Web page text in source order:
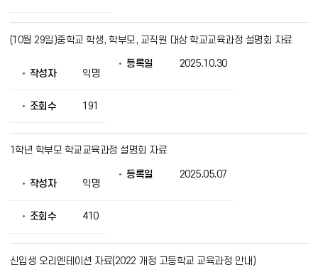
으
로
번
등
록
공
(10월 29일)중학교 학생, 학부모, 교직원 대상 학교교육과정 설명회 자료
작성자 익명
등록일 2025.10.30
조회수 191
1학년 학부모 학교교육과정 설명회 자료
작성자 익명
등록일 2025.05.07
조회수 410
신입생 오리엔테이션 자료(2022 개정 고등학교 교육과정 안내)